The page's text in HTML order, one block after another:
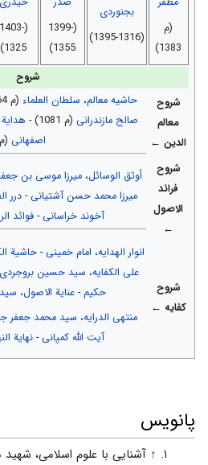
(م
1383)
بجنوردی
(1395-1316)
(1399-
1355)
(1403-
1325)
شروح
شروح
معالم
الدین ←
حاشیه معالم، سلطان العلماء (م 1064) -
صالح مازندرانی (م 1081) -
اصفهانی (م 1248)
شروح
فرائد
الاصول
←
أوثق الوسائل،میرزا موسی بن
میرزا محمد حسن آشتیانی -درر
آخوند خراسانی - فوائد
شروح
کفایه ←
انوار الهدایه، امام خمینی -حاشیة
علی الکفایه، سید حسین بروجردی
حکیم-عنایة الاصول،
منتهی الدرایه، سید محمد جعفر
آیت الله کمپانی -نهایة
پانویس
↑ آشنایی با علوم اسلامی، شهید